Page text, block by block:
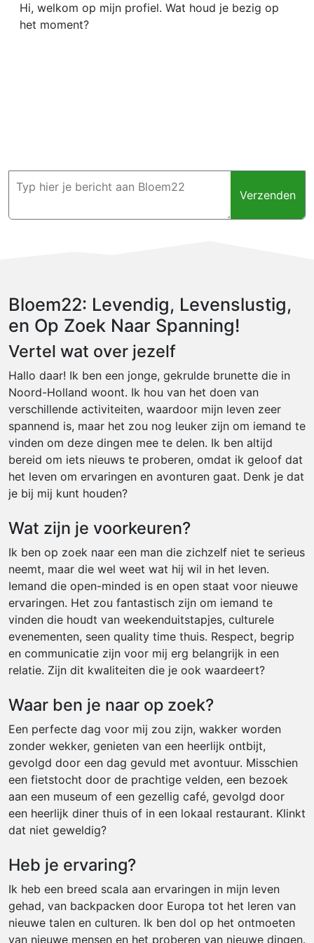
Hi, welkom op mijn profiel. Wat houd je bezig op
het moment?
Verzenden
Bloem22: Levendig, Levenslustig,
en Op Zoek Naar Spanning!
Vertel wat over jezelf
Hallo daar! Ik ben een jonge, gekrulde brunette die in
Noord-Holland woont. Ik hou van het doen van
verschillende activiteiten, waardoor mijn leven zeer
spannend is, maar het zou nog leuker zijn om iemand te
vinden om deze dingen mee te delen. Ik ben altijd
bereid om iets nieuws te proberen, omdat ik geloof dat
het leven om ervaringen en avonturen gaat. Denk je dat
je bij mij kunt houden?
Wat zijn je voorkeuren?
Ik ben op zoek naar een man die zichzelf niet te serieus
neemt, maar die wel weet wat hij wil in het leven.
Iemand die open-minded is en open staat voor nieuwe
ervaringen. Het zou fantastisch zijn om iemand te
vinden die houdt van weekenduitstapjes, culturele
evenementen, seen quality time thuis. Respect, begrip
en communicatie zijn voor mij erg belangrijk in een
relatie. Zijn dit kwaliteiten die je ook waardeert?
Waar ben je naar op zoek?
Een perfecte dag voor mij zou zijn, wakker worden
zonder wekker, genieten van een heerlijk ontbijt,
gevolgd door een dag gevuld met avontuur. Misschien
een fietstocht door de prachtige velden, een bezoek
aan een museum of een gezellig café, gevolgd door
een heerlijk diner thuis of in een lokaal restaurant. Klinkt
dat niet geweldig?
Heb je ervaring?
Ik heb een breed scala aan ervaringen in mijn leven
gehad, van backpacken door Europa tot het leren van
nieuwe talen en culturen. Ik ben dol op het ontmoeten
van nieuwe mensen en het proberen van nieuwe dingen.